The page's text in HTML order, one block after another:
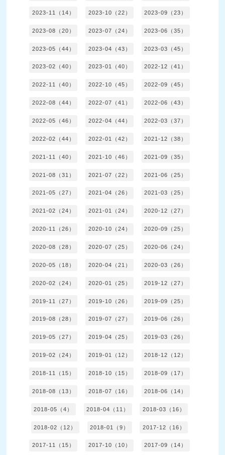
2023-11（14） 2023-10（22） 2023-09（23）
2023-08（20） 2023-07（24） 2023-06（35）
2023-05（44） 2023-04（43） 2023-03（45）
2023-02（40） 2023-01（40） 2022-12（41）
2022-11（40） 2022-10（45） 2022-09（45）
2022-08（44） 2022-07（41） 2022-06（43）
2022-05（46） 2022-04（44） 2022-03（37）
2022-02（44） 2022-01（42） 2021-12（38）
2021-11（40） 2021-10（46） 2021-09（35）
2021-08（31） 2021-07（22） 2021-06（25）
2021-05（27） 2021-04（26） 2021-03（25）
2021-02（24） 2021-01（24） 2020-12（27）
2020-11（26） 2020-10（24） 2020-09（25）
2020-08（28） 2020-07（25） 2020-06（24）
2020-05（18） 2020-04（21） 2020-03（26）
2020-02（24） 2020-01（25） 2019-12（27）
2019-11（27） 2019-10（26） 2019-09（25）
2019-08（28） 2019-07（27） 2019-06（26）
2019-05（27） 2019-04（25） 2019-03（26）
2019-02（24） 2019-01（12） 2018-12（12）
2018-11（15） 2018-10（15） 2018-09（17）
2018-08（13） 2018-07（16） 2018-06（14）
2018-05（4） 2018-04（11） 2018-03（16）
2018-02（12） 2018-01（9） 2017-12（16）
2017-11（15） 2017-10（10） 2017-09（14）